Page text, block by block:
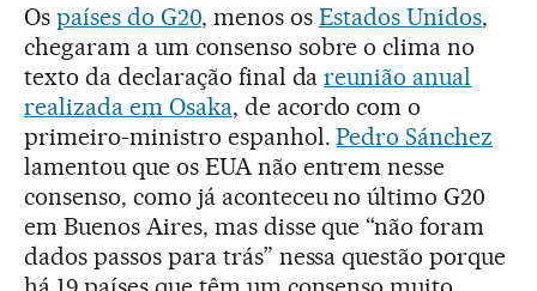
Os países do G20, menos os Estados Unidos,
chegaram a um consenso sobre o clima no
texto da declaração final dareunião anual
realizada em Osaka, de acordo com o
primeiro-ministro espanhol.Pedro Sánchez
lamentou que os EUA não entrem nesse
consenso, como já aconteceu no último G20
em Buenos Aires, mas disse que “não foram
dados passos para trás” nessa questão porque